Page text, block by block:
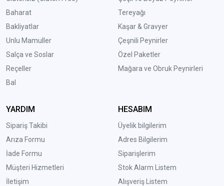
Baharat
Bakliyatlar
Unlu Mamuller
Salça ve Soslar
Reçeller
Bal
Tereyağı
Kaşar & Gravyer
Çeşnili Peynirler
Özel Paketler
Mağara ve Obruk Peynirleri
YARDIM
Sipariş Takibi
Arıza Formu
İade Formu
Müşteri Hizmetleri
İletişim
HESABIM
Üyelik bilgilerim
Adres Bilgilerim
Siparişlerim
Stok Alarm Listem
Alışveriş Listem